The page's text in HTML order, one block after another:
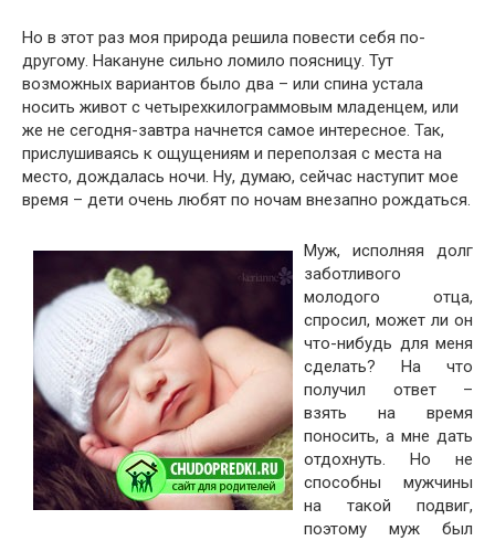
Но в этот раз моя природа решила повести себя по-
другому. Накануне сильно ломило поясницу. Тут
возможных вариантов было два – или спина устала
носить живот с четырехкилограммовым младенцем, или
же не сегодня-завтра начнется самое интересное. Так,
прислушиваясь к ощущениям и переползая с места на
место, дождалась ночи. Ну, думаю, сейчас наступит мое
время – дети очень любят по ночам внезапно рождаться.
Муж, исполняя долг
заботливого
молодого отца,
спросил, может ли он
что-нибудь для меня
сделать? На что
получил ответ –
взять на время
поносить, а мне дать
отдохнуть. Но не
способны мужчины
на такой подвиг,
поэтому муж был